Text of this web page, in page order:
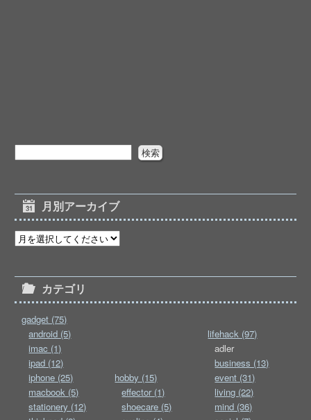
月別アーカイブ
カテゴリ
gadget (75)
android (5)
imac (1)
ipad (12)
iphone (25)
macbook (5)
stationery (12)
hobby (15)
effector (1)
shoecare (5)
lifehack (97)
adler
business (13)
event (31)
living (22)
mind (36)